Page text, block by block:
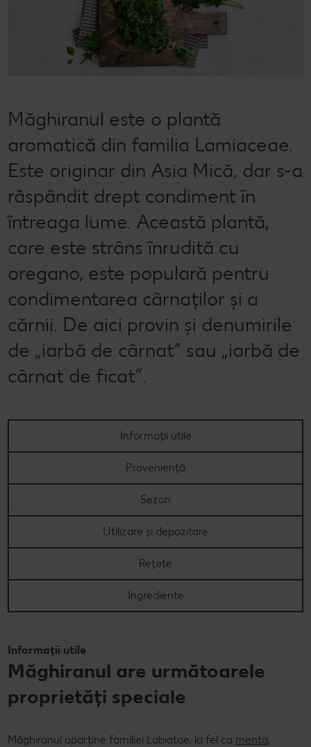
Dicționar de alimente
Valorile noastre
Rețete de mic dejun vegan
Rețete de prăjituri
Sustenabilitate
Concursuri
Marcă proprie Kaufland - și calitate și preț mic
Semințele de pepene verde
Bucuria de a găti
Măghiranul este o plantă
aromatică din familia Lamiaceae.
Este originar din Asia Mică, dar s-a
răspândit drept condiment în
întreaga lume. Această plantă,
care este strâns înrudită cu
oregano, este populară pentru
condimentarea cârnaților și a
cărnii. De aici provin și denumirile
de „iarbă de cârnat” sau „iarbă de
cârnat de ficat”.
Informații utile
Proveniență
Sezon
Utilizare și depozitare
Rețete
Ingrediente
Informații utile
Măghiranul are următoarele
proprietăți speciale
Măghiranul aparține familiei Labiatae, la fel ca menta,